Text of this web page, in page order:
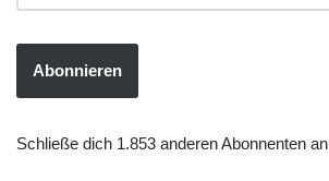
Abonnieren
Schließe dich 1.853 anderen Abonnenten an